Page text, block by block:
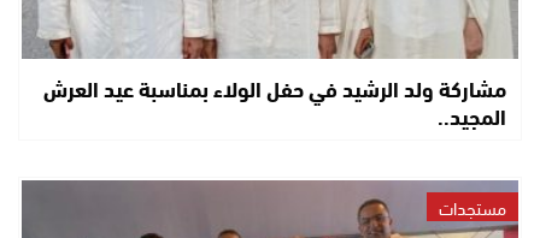
مشاركة ولد الرشيد في حفل الولاء بمناسبة عيد العرش
المجيد..
مستجدات